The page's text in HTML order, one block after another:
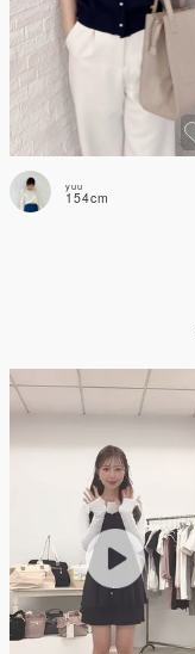
yuu
154cm